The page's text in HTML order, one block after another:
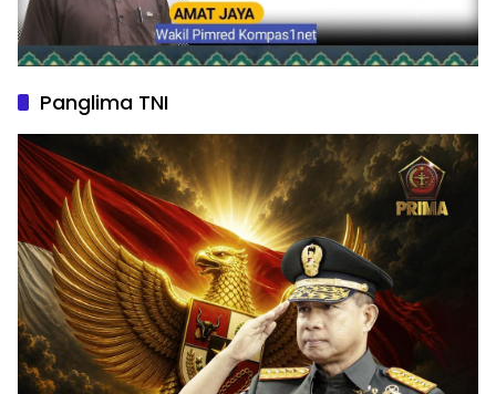
Panglima TNI